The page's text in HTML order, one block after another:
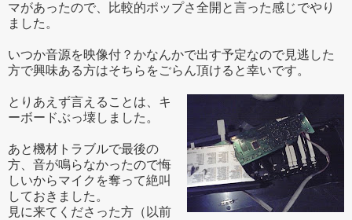
マがあったので、比較的ポップさ全開と言った感じでやり
ました。
いつか音源を映像付？かなんかで出す予定なので見逃した
方で興味ある方はそちらをごらん頂けると幸いです。
とりあえず言えることは、キ
ーボードぶっ壊しました。
あと機材トラブルで最後の
方、音が鳴らなかったので悔
しいからマイクを奪って絶叫
しておきました。
見に来てくださった方（以前